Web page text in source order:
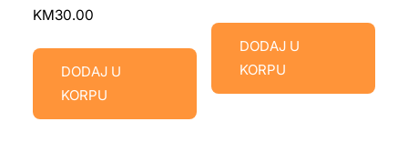
KM30.00
DODAJ U
KORPU
DODAJ U
KORPU